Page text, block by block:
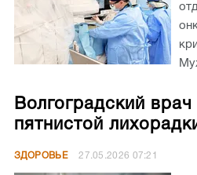
Волгоградский
пятнистой
ЗДОРОВЬЕ 27.05.2026 07:21